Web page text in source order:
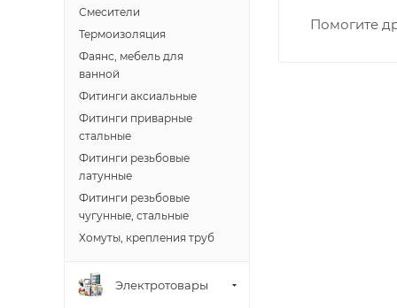
• Профсоюзная
Помогите
Смесители
Термоизоляция
Фаянс, мебель для
ванной
Фитинги аксиальные
Фитинги приварные
стальные
Фитинги резьбовые
латунные
Фитинги резьбовые
чугунные, стальные
Хомуты, крепления труб
Электротовары